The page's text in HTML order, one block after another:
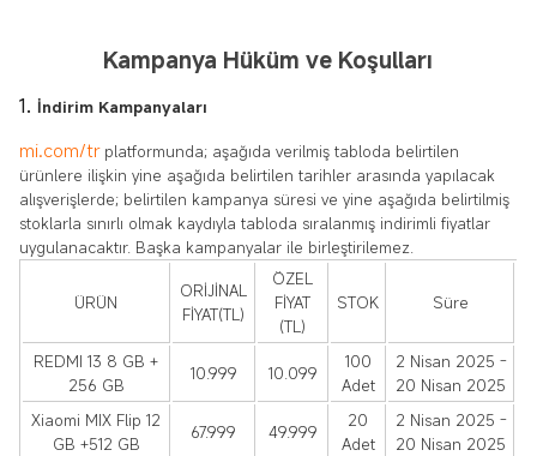
Kampanya Hüküm ve Koşulları
İndirim Kampanyaları
mi.com/trplatformunda; aşağıda verilmiş tabloda belirtilen
ürünlere ilişkin yine aşağıda belirtilen tarihler arasında yapılacak
alışverişlerde; belirtilen kampanya süresi ve yine aşağıda belirtilmiş
stoklarla sınırlı olmak kaydıyla tabloda sıralanmış indirimli fiyatlar
uygulanacaktır. Başka kampanyalar ile birleştirilemez.
ÜRÜN
ORİJİNAL
FİYAT(TL)
ÖZEL
FİYAT
(TL)
STOK Süre
REDMI 13 8 GB +
256 GB
10.999 10.099
100
Adet
2 Nisan 2025 -
20 Nisan 2025
Xiaomi MIX Flip 12
GB +512 GB
67.999 49.999
20
Adet
2 Nisan 2025 -
20 Nisan 2025